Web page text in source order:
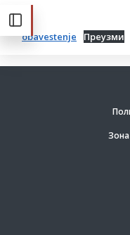
obavestenje Преузми